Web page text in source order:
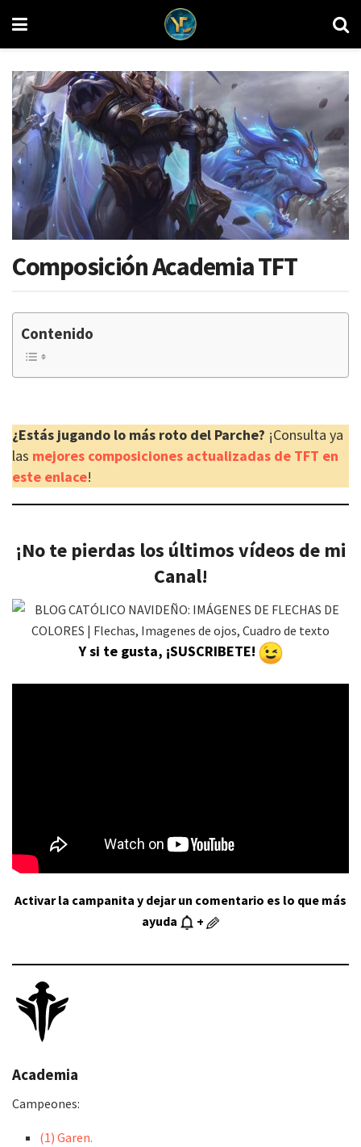
Composición Academia TFT
Contenido
¿Estás jugando lo más roto del Parche? ¡Consulta ya
las mejores composiciones actualizadas de TFT en
este enlace!
¡No te pierdas los últimos vídeos de mi
Canal!
Y si te gusta, ¡SUSCRIBETE!
Activar la campanita y dejar un comentario es lo que más
ayuda
+
Academia
Campeones:
(1) Garen.